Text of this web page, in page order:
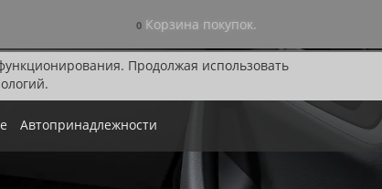
Продолжая использовать
0 Корзина покупок.
Автопринадлежности